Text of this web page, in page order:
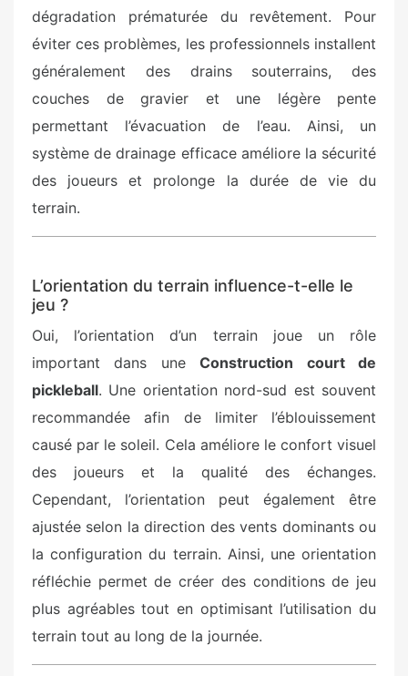
dégradation prématurée du revêtement. Pour
éviter ces problèmes, les professionnels installent
généralement des drains souterrains, des
couches de gravier et une légère pente
permettant l’évacuation de l’eau. Ainsi, un
système de drainage efficace améliore la sécurité
des joueurs et prolonge la durée de vie du
terrain.
L’orientation du terrain influence-t-elle le
jeu ?
Oui, l’orientation d’un terrain joue un rôle
important dans uneConstruction court de
pickleball. Une orientation nord-sud est souvent
recommandée afin de limiter l’éblouissement
causé par le soleil. Cela améliore le confort visuel
des joueurs et la qualité des échanges.
Cependant, l’orientation peut également être
ajustée selon la direction des vents dominants ou
la configuration du terrain. Ainsi, une orientation
réfléchie permet de créer des conditions de jeu
plus agréables tout en optimisant l’utilisation du
terrain tout au long de la journée.